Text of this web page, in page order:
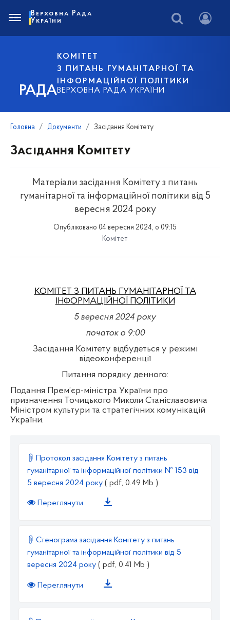
РАДА
КОМІТЕТ
З ПИТАНЬ ГУМАНІТАРНОЇ ТА
ІНФОРМАЦІЙНОЇ ПОЛІТИКИ
ВЕРХОВНА РАДА УКРАЇНИ
Верховна Рада
України
Головна Документи Засідання Комітету
Засідання Комітету
Матеріали засідання Комітету з питань
гуманітарної та інформаційної політики від 5
вересня 2024 року
Опубліковано 04 вересня 2024, о 09:15
Комітет
КОМІТЕТ З ПИТАНЬ ГУМАНІТАРНОЇ ТА
ІНФОРМАЦІЙНОЇ ПОЛІТИКИ
5 вересня 2024 року
початок о 9:00
Засідання Комітету відбудеться у режимі
відеоконференції
Питання порядку денного:
Подання Прем’єр-міністра України про
призначення Точицького Миколи Станіславовича
Міністром культури та стратегічних комунікацій
України.
Протокол засідання Комітету з питань
гуманітарної та інформаційної політики № 153 від
5 вересня 2024 року ( pdf, 0.49 Mb )
Переглянути
Стенограма засідання Комітету з питань
гуманітарної та інформаційної політики від 5
вересня 2024 року ( pdf, 0.41 Mb )
Переглянути